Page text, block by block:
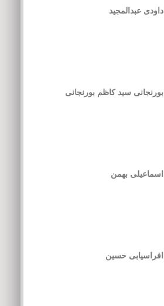
داودی عبدالمجید
بورنجانی سید کاظم بورنجانی
اسماعیلی بهمن
افراسیابی حسین